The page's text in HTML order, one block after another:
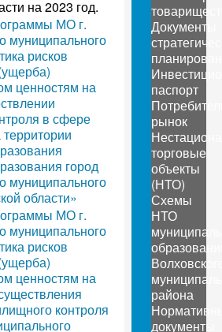
на 2023 год.
МО г.
муниципального
рисков
ценностям на
в сфере
территории
город
муниципального
области»
МО г.
муниципального
рисков
ценностям на
контроля
Документы
паспорт
рынок
торговые
объекты
(НТО)
Схемы
НТО
района
документы